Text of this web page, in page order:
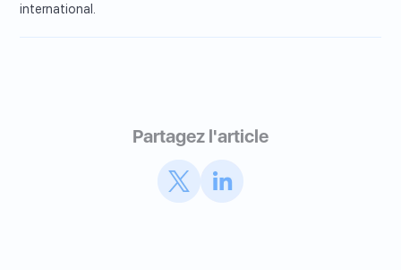
international.
Partagez l'article